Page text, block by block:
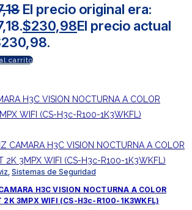
El precio original era:
$230,98El precio actual
carrito
Sistemas de Seguridad
H3C VISION NOCTURNA A COLOR
2K 3MPX WIFI (CS-H3c-R100-1K3WKFL)